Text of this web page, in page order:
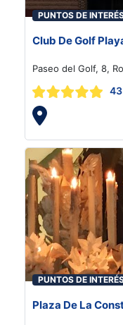
PUNTOS DE
Club De Golf
Paseo del Golf, 8,
43
PUNTOS DE
Plaza De La